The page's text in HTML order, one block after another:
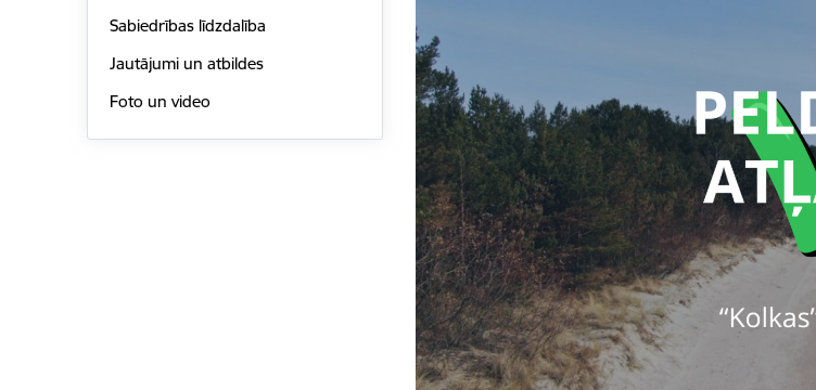
Sabiedrības līdzdalība
Jautājumi un atbildes
Foto un video